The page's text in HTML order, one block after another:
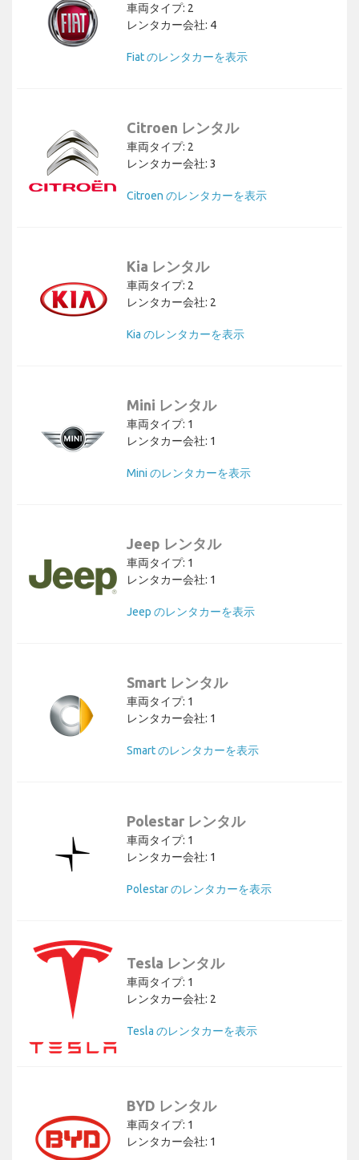
車両タイプ: 2
レンタカー会社: 4
Fiat のレンタカーを表示
Citroen レンタル
車両タイプ: 2
レンタカー会社: 3
Citroen のレンタカーを表示
Kia レンタル
車両タイプ: 2
レンタカー会社: 2
Kia のレンタカーを表示
Mini レンタル
車両タイプ: 1
レンタカー会社: 1
Mini のレンタカーを表示
Jeep レンタル
車両タイプ: 1
レンタカー会社: 1
Jeep のレンタカーを表示
Smart レンタル
車両タイプ: 1
レンタカー会社: 1
Smart のレンタカーを表示
Polestar レンタル
車両タイプ: 1
レンタカー会社: 1
Polestar のレンタカーを表示
Tesla レンタル
車両タイプ: 1
レンタカー会社: 2
Tesla のレンタカーを表示
BYD レンタル
車両タイプ: 1
レンタカー会社: 1